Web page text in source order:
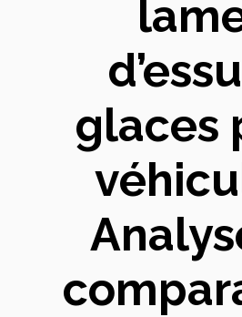
glaces